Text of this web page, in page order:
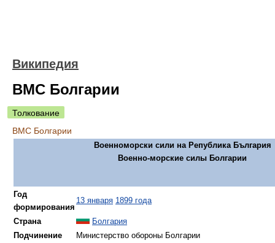
Википедия
ВМС Болгарии
Толкование
ВМС Болгарии
Военноморски сили на Република България
Военно-морские силы Болгарии
Год
формирования
13 января 1899 года
Страна
Болгария
Подчинение
Министерство обороны Болгарии